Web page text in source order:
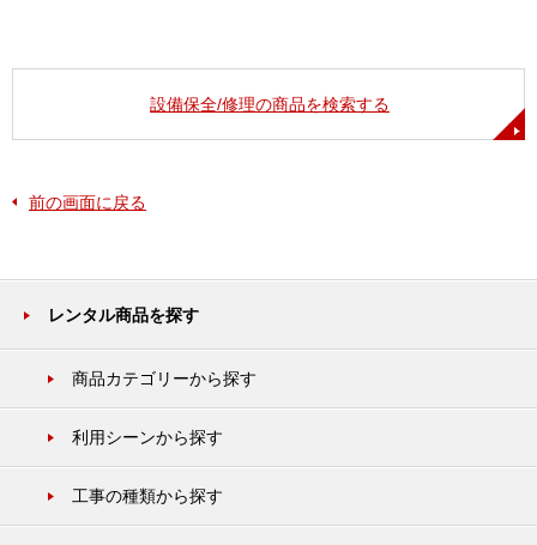
設備保全/修理の商品を検索する
前の画面に戻る
レンタル商品を探す
商品カテゴリーから探す
利用シーンから探す
工事の種類から探す